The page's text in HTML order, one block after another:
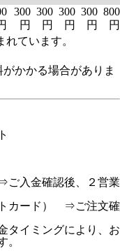
300
円
300
円
300
円
300
円
800
円
ています。
かかる場合がありま
入金確認後、２営業
トカード） ⇒ご注文確
タイミングにより、お
。